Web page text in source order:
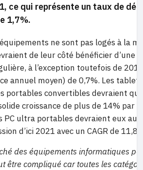
ce qui représente un taux de
1,7%.
ne sont pas logés à la
de leur côté bénéficier d’une
à l’exception toutefois de
annuel moyen) de 0,7%. Les
portables convertibles devraient
croissance de plus de 14% par
PC ultra portables devraient eux
d’ici 2021 avec un CAGR de
des équipements informatiques
être compliqué car toutes les